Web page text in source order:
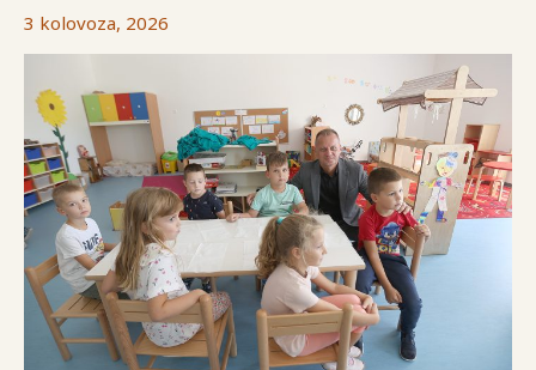
3 kolovoza, 2026